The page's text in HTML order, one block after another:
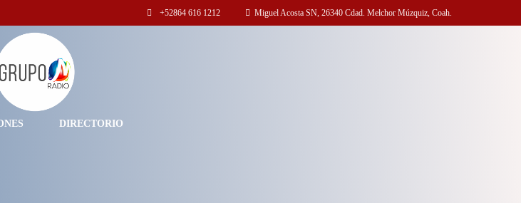
+52864 616 1212 Miguel Acosta SN, 26340 Cdad. Melchor Múzquiz, Coah.
DIRECTORIO